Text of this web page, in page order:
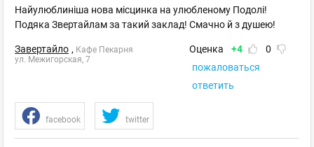
Найулюблиніша нова місцинка на улюбленому Подолі!
Подяка Звертайлам за такий заклад! Смачно й з душею!
Завертайло , Кафе Пекарня
ул. Межигорская, 7
Оценка +4
0
пожаловаться
ответить
facebook twitter